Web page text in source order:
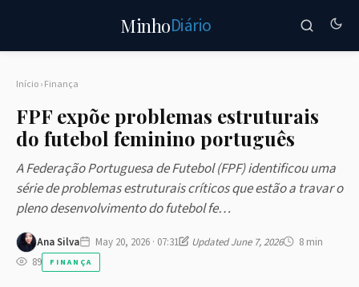
MinhoDiário
Início›Finança
FPF expõe problemas estruturais
do futebol feminino português
A Federação Portuguesa de Futebol (FPF) identificou uma
série de problemas estruturais críticos que estão a travar o
pleno desenvolvimento do futebol fe…
Ana Silva May 20, 2026 · 07:31 Updated June 7, 2026
8 min
89
FINANÇA